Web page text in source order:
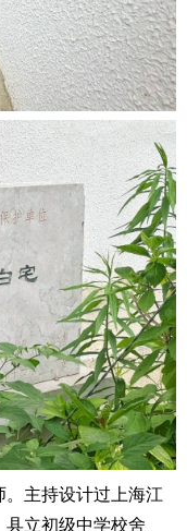
主持设计过上海江
立初级中学校舍